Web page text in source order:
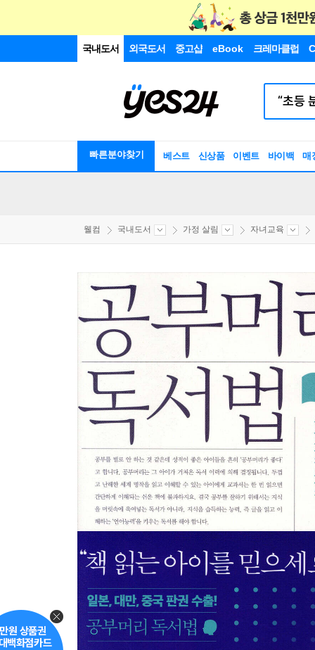
국내도서 외국도서 중고샵 eBook 크레마클럽
빠른분야찾기 베스트 신상품 이벤트 바이백 매
웰컴 국내도서 가정 살림 자녀교육